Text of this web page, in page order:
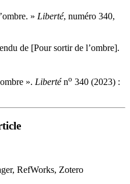
» Liberté, numéro 340,
de [Pour sortir de l’ombre].
». Liberténo 340 (2023) :
RefWorks, Zotero